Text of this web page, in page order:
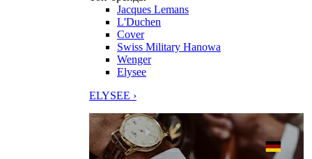
Jacques Lemans
L'Duchen
Cover
Swiss Military Hanowa
Wenger
Elysee
ELYSEE ›